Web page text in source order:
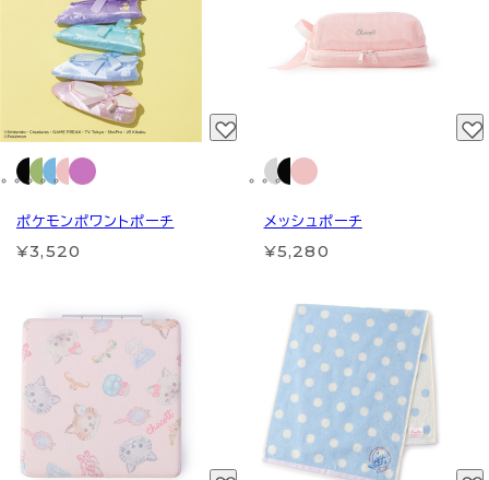
ポケモンポワントポーチ
¥3,520
メッシュポーチ
¥5,280